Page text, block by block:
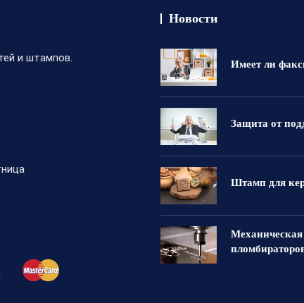
и штампов.
Новости
Имеет ли
Защита от
Штамп для